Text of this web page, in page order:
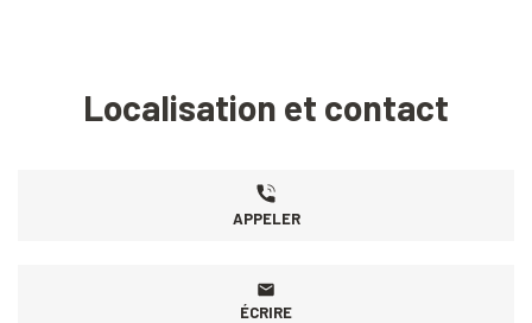
Localisation et contact
APPELER
ÉCRIRE